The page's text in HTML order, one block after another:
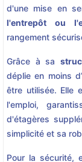
d'une mise en
l'entrepôt ou
rangement
Grâce à sa
déplie en moins
être utilisée. Elle
l'emploi,
d'étagères
simplicité et sa
Pour la sécurité,